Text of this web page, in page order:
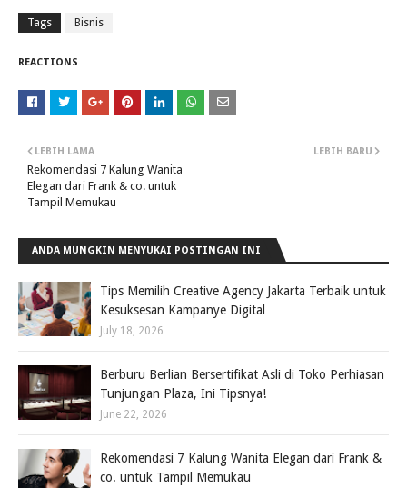
Tags Bisnis
REACTIONS
LEBIH BARU
LEBIH LAMA
Rekomendasi 7 Kalung Wanita
Elegan dari Frank & co. untuk
Tampil Memukau
ANDA MUNGKIN MENYUKAI POSTINGAN INI
Tips Memilih Creative Agency Jakarta Terbaik untuk
Kesuksesan Kampanye Digital
July 18, 2026
Berburu Berlian Bersertifikat Asli di Toko Perhiasan
Tunjungan Plaza, Ini Tipsnya!
June 22, 2026
Rekomendasi 7 Kalung Wanita Elegan dari Frank &
co. untuk Tampil Memukau